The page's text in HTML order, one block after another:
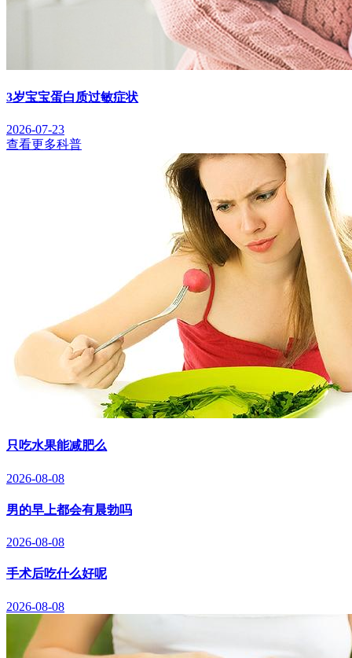
3岁宝宝蛋白质过敏症状
2026-07-23
查看更多科普
只吃水果能减肥么
2026-08-08
男的早上都会有晨勃吗
2026-08-08
手术后吃什么好呢
2026-08-08